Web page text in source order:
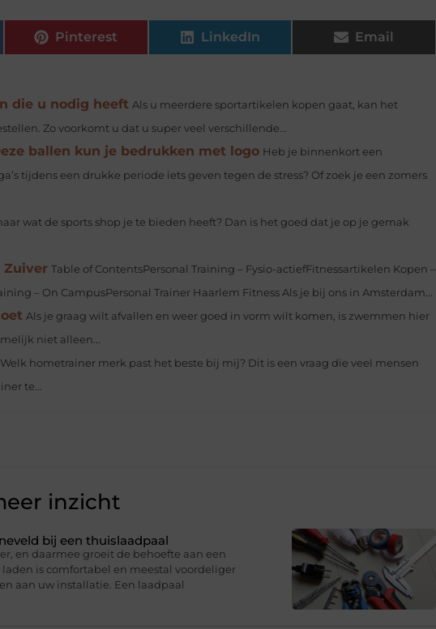
Pinterest LinkedIn Email
die u nodig heeft Als u meerdere sportartikelen kopen gaat, kan het
Zo voorkomt u dat u super veel verschillende...
ballen kun je bedrukken met logo Heb je binnenkort een
tijdens een drukke periode iets geven tegen de stress? Of zoek je een zomers
wat de sports shop je te bieden heeft? Dan is het goed dat je op je gemak
Zuiver Table of ContentsPersonal Training – Fysio-actiefFitnessartikelen Kopen –
– On CampusPersonal Trainer Haarlem Fitness Als je bij ons in Amsterdam...
Als je graag wilt afvallen en weer goed in vorm wilt komen, is zwemmen hier
niet alleen...
Welk hometrainer merk past het beste bij mij? Dit is een vraag die veel mensen
te...
inzicht
bij een thuislaadpaal
en daarmee groeit de behoefte aan een
is comfortabel en meestal voordeliger
aan uw installatie. Een laadpaal